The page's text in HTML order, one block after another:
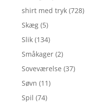
shirt med tryk (728)
Skæg (5)
Slik (134)
Småkager (2)
Soveværelse (37)
Søvn (11)
Spil (74)